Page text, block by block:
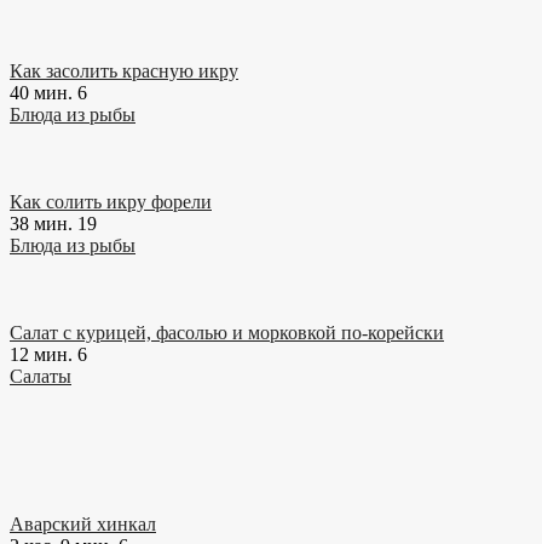
Как засолить красную икру
40 мин. 6
Блюда из рыбы
Как солить икру форели
38 мин. 19
Блюда из рыбы
Салат с курицей, фасолью и морковкой по-корейски
12 мин. 6
Салаты
Аварский хинкал